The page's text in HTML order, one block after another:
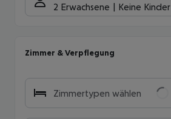
2 Erwachsene Keine Kinder
Zimmer & Verpflegung
Zimmertypen wählen